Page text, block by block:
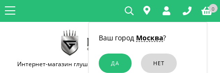
Ваш город Москва?
0
Интернет-магазин глушилок связи и диктофонов в Краснодаре